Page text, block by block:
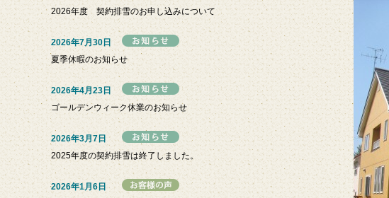
2026年度 契約排雪のお申し込みについて
2026年7月30日
夏季休暇のお知らせ
2026年4月23日
ゴールデンウィーク休業のお知らせ
2026年3月7日
2025年度の契約排雪は終了しました。
2026年1月6日